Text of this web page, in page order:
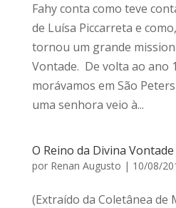
Fahy conta como teve
de Luísa Piccarreta e
tornou um grande
Vontade. De volta ao ano
morávamos em São
uma senhora veio à...
O Reino da Divina Vontade
por Renan Augusto | 10/08/
(Extraído da Coletânea de